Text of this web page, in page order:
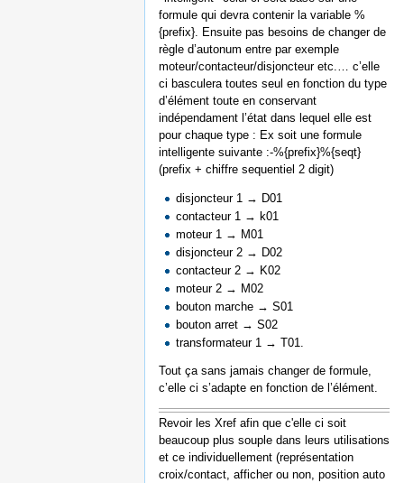
formule qui devra contenir la variable %
{prefix}. Ensuite pas besoins de changer de
règle d’autonum entre par exemple
moteur/contacteur/disjoncteur etc.… c’elle
ci basculera toutes seul en fonction du type
d’élément toute en conservant
indépendament l’état dans lequel elle est
pour chaque type : Ex soit une formule
intelligente suivante :-%{prefix}%{seqt}
(prefix + chiffre sequentiel 2 digit)
disjoncteur 1 → D01
contacteur 1 → k01
moteur 1 → M01
disjoncteur 2 → D02
contacteur 2 → K02
moteur 2 → M02
bouton marche → S01
bouton arret → S02
transformateur 1 → T01.
Tout ça sans jamais changer de formule,
c’elle ci s’adapte en fonction de l’élément.
Revoir les Xref afin que c'elle ci soit
beaucoup plus souple dans leurs utilisations
et ce individuellement (représentation
croix/contact, afficher ou non, position auto